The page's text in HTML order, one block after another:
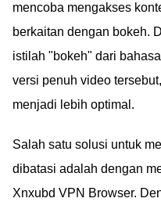
mencoba mengakses
berkaitan dengan bokeh.
istilah "bokeh" dari
versi penuh video
menjadi lebih optimal.
Salah satu solusi untuk
dibatasi adalah dengan
Xnxubd VPN Browser.